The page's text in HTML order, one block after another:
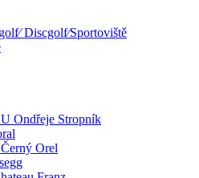
Discgolf⁄Sportoviště
U Ondřeje Stropník
Orel